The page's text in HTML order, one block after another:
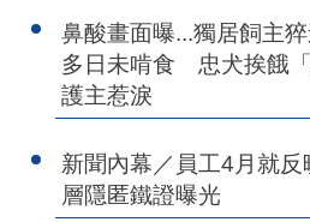
鼻酸畫面曝...獨居飼主
多日未啃食 忠犬挨餓
護主惹淚
新聞內幕／員工4月就
層隱匿鐵證曝光